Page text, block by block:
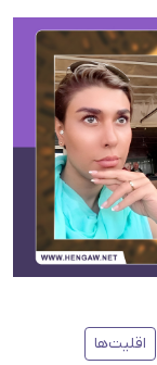
اقلیت‌ها